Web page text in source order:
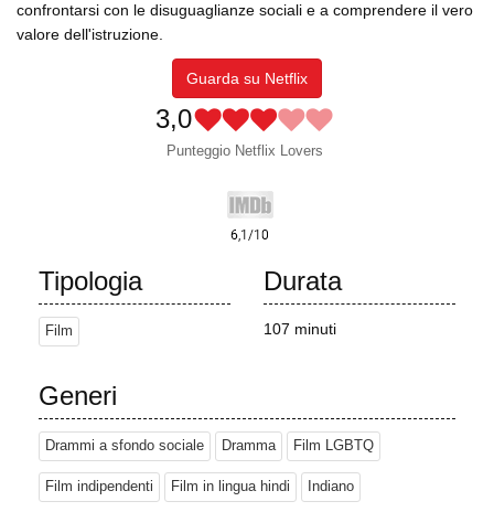
confrontarsi con le disuguaglianze sociali e a comprendere il vero
valore dell'istruzione.
Guarda su Netflix
3,0
Punteggio Netflix Lovers
Tipologia
Film
Durata
107 minuti
Generi
Drammi a sfondo sociale Dramma Film LGBTQ
Film indipendenti Film in lingua hindi Indiano